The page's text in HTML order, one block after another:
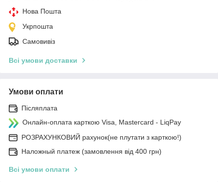
Нова Пошта
Укрпошта
Самовивіз
Всі умови доставки
Умови оплати
Післяплата
Онлайн-оплата карткою Visa, Mastercard - LiqPay
РОЗРАХУНКОВИЙ рахунок(не плутати з карткою!)
Наложный платеж (замовлення від 400 грн)
Всі умови оплати